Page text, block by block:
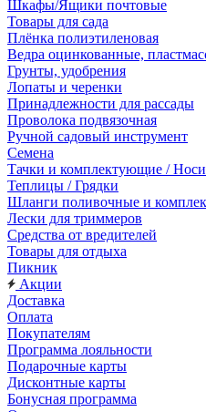
Шкафы/Ящики почтовые
Товары для сада
Плёнка полиэтиленовая
Ведра оцинкованные,
Грунты, удобрения
Лопаты и черенки
Принадлежности для рассады
Проволока подвязочная
Ручной садовый инструмент
Семена
Тачки и комплектующие /
Теплицы / Грядки
Шланги поливочные и
Лески для триммеров
Средства от вредителей
Товары для отдыха
Пикник
Акции
Доставка
Оплата
Покупателям
Программа лояльности
Подарочные карты
Дисконтные карты
Бонусная программа